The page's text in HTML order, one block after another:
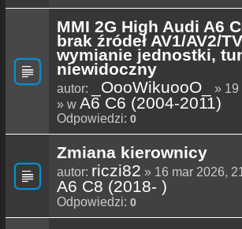
MMI 2G High Audi A6
brak źródeł AV1/AV2/
wymianie jednostki,
niewidoczny
autor: _OooWikuooO_
» 19
» w A6 C6 (2004-2011)
Odpowiedzi: 0
Zmiana kierownicy
autor: riczi82 » 16 mar 2026,
A6 C8 (2018- )
Odpowiedzi: 0